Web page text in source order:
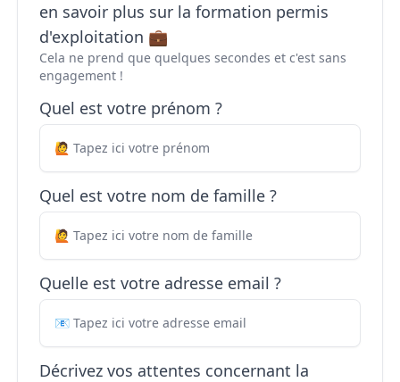
en savoir plus sur la formation permis
d'exploitation 💼
Cela ne prend que quelques secondes et c'est sans
engagement !
Quel est votre prénom ?
Quel est votre nom de famille ?
Quelle est votre adresse email ?
Décrivez vos attentes concernant la